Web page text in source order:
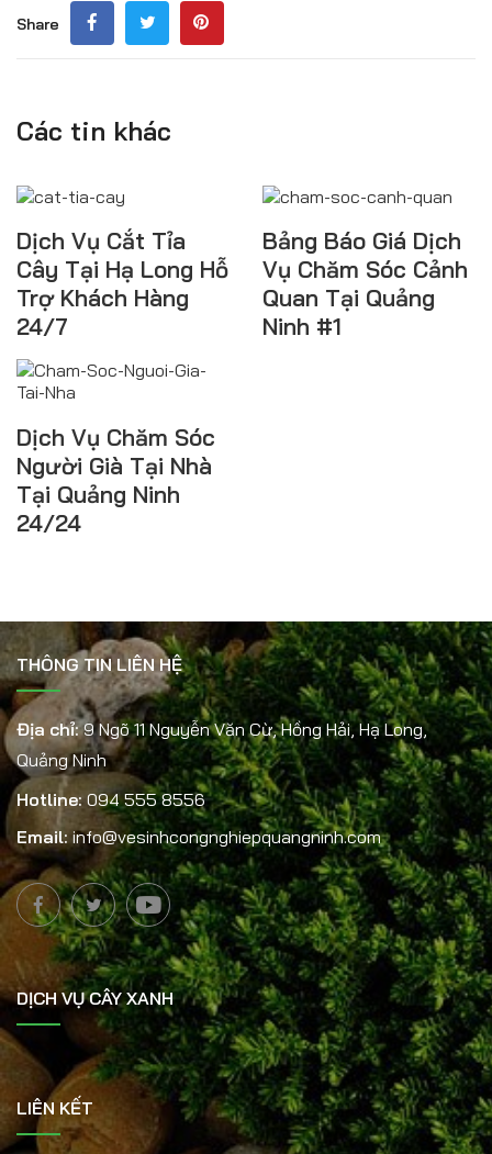
Share
Các tin khác
Dịch Vụ Cắt Tỉa
Cây Tại Hạ Long Hỗ
Trợ Khách Hàng
24/7
Bảng Báo Giá Dịch
Vụ Chăm Sóc Cảnh
Quan Tại Quảng
Ninh #1
Dịch Vụ Chăm Sóc
Người Già Tại Nhà
Tại Quảng Ninh
24/24
THÔNG TIN LIÊN HỆ
Địa chỉ: 9 Ngõ 11 Nguyễn Văn Cừ, Hồng Hải, Hạ Long,
Quảng Ninh
Hotline:094 555 8556
Email:info@vesinhcongnghiepquangninh.com
DỊCH VỤ CÂY XANH
LIÊN KẾT